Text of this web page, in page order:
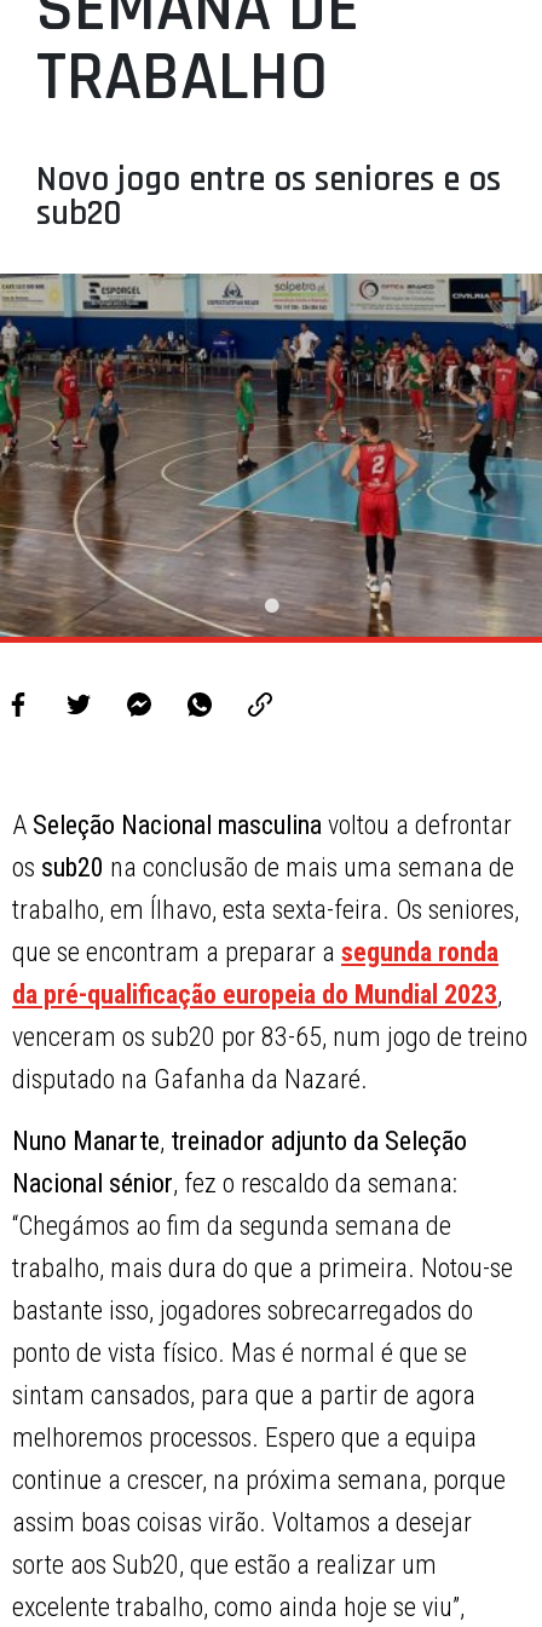
PROJETOS
LIGA BETCLIC MASCULINA
TRABALHO
Novo jogo entre os seniores e os
sub20
A Seleção Nacional masculina voltou a defrontar
os sub20 na conclusão de mais uma semana de
trabalho, em Ílhavo, esta sexta-feira. Os seniores,
que se encontram a preparar asegunda ronda
da pré-qualificação europeia do Mundial 2023,
venceram os sub20 por 83-65, num jogo de treino
disputado na Gafanha da Nazaré.
Nuno Manarte, treinador adjunto da Seleção
Nacional sénior, fez o rescaldo da semana:
“Chegámos ao fim da segunda semana de
trabalho, mais dura do que a primeira. Notou-se
bastante isso, jogadores sobrecarregados do
ponto de vista físico. Mas é normal é que se
sintam cansados, para que a partir de agora
melhoremos processos. Espero que a equipa
continue a crescer, na próxima semana, porque
assim boas coisas virão. Voltamos a desejar
sorte aos Sub20, que estão a realizar um
excelente trabalho, como ainda hoje se viu”,